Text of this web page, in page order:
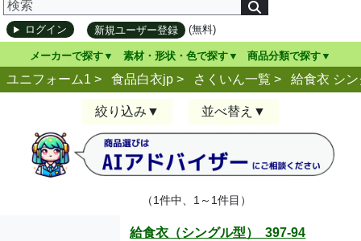
ログイン 新規ユーザー登録 (無料)
メーカーで探す 素材・形状・色で探す 商品分類で探す
ユニフォーム1 > 食品白衣jp > さくいん一覧 > 給食衣 シ
絞り込み 並べ替え
（1件中、1～1件目）
給食衣（シングル型） 397-94